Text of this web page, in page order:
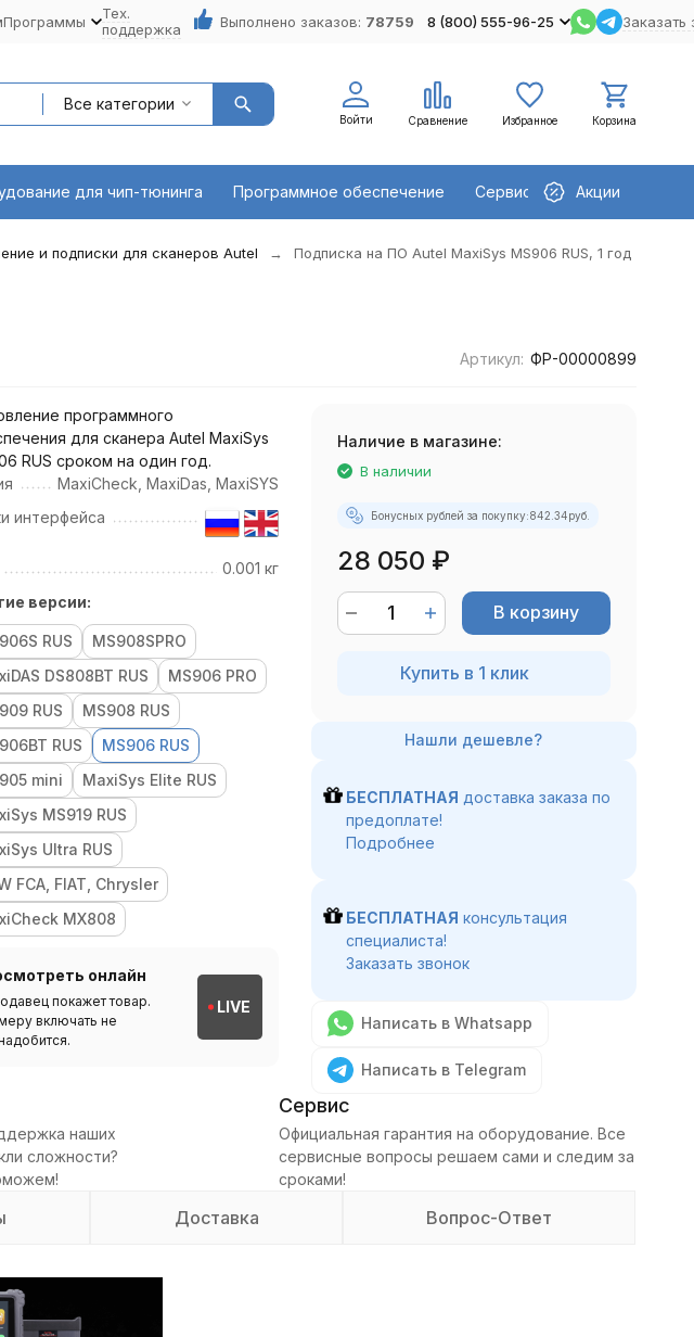
Программы
Тех.
поддержка
Выполнено заказов: 78759 8 (800) 555-96-25 Заказать
Все категории
Войти Сравнение Избранное Корзина
для чип-тюнинга Программное обеспечение Сервисное оборудование
Акции
и подписки для сканеров Autel Подписка на ПО Autel MaxiSys MS906 RUS, 1 год
Артикул: ФР-00000899
программного
для сканера Autel MaxiSys
RUS сроком на один год.
MaxiCheck, MaxiDas, MaxiSYS
интерфейса
0.001 кг
версии:
RUS
MS908SPRO
DS808BT RUS
MS906 PRO
RUS
MS908 RUS
RUS
MS906 RUS
mini
MaxiSys Elite RUS
MS919 RUS
Ultra RUS
FCA, FIAT, Chrysler
MX808
онлайн
покажет товар.
включать не
LIVE
Наличие в магазине:
В наличии
Бонусных рублей за покупку:842.34руб.
28 050 ₽
В корзину
Купить в 1 клик
БЕСПЛАТНАЯ доставка заказа по
предоплате!
Подробнее
БЕСПЛАТНАЯ консультация
специалиста!
Заказать звонок
Написать в Whatsapp
Написать в Telegram
наших
сложности?
Сервис
Официальная гарантия на оборудование. Все
сервисные вопросы решаем сами и следим за
сроками!
Доставка Вопрос-Ответ